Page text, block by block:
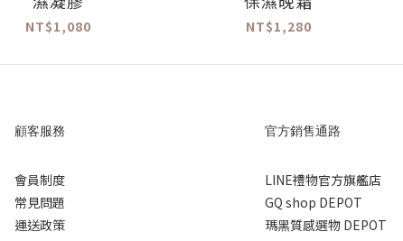
NT$1,080 NT$1,280
顧客服務
會員制度
常見問題
運送政策
官方銷售通路
LINE禮物官方旗艦店
GQ shop DEPOT
瑪黑質感選物 DEPOT